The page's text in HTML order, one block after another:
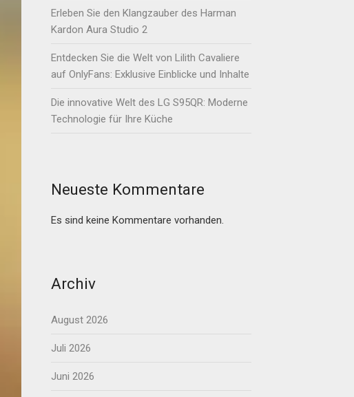
Erleben Sie den Klangzauber des Harman
Kardon Aura Studio 2
Entdecken Sie die Welt von Lilith Cavaliere
auf OnlyFans: Exklusive Einblicke und Inhalte
Die innovative Welt des LG S95QR: Moderne
Technologie für Ihre Küche
Neueste Kommentare
Es sind keine Kommentare vorhanden.
Archiv
August 2026
Juli 2026
Juni 2026